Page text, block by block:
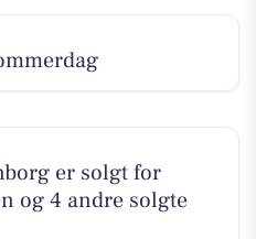
er solgt for
og 4 andre solgte